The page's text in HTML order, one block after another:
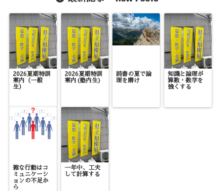
2026夏期特訓
案内（一般
生）
2026夏期特訓
案内(塾内生)
読書の夏で論
理を磨け
知識と論理が
算数・数学を
強くする
雑な行動はコ
ミュニケーシ
ョンの不足か
ら
一年中、工夫
して計算する